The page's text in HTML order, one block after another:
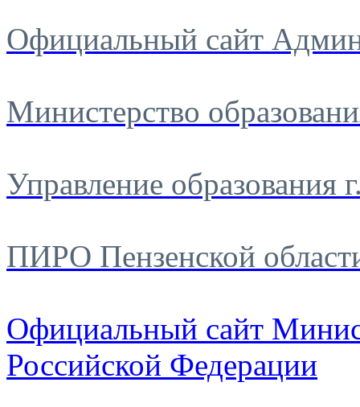
Официальный сайт
Министерство
Управление образования
ПИРО Пензенской
Официальный сайт
Российской Федерации